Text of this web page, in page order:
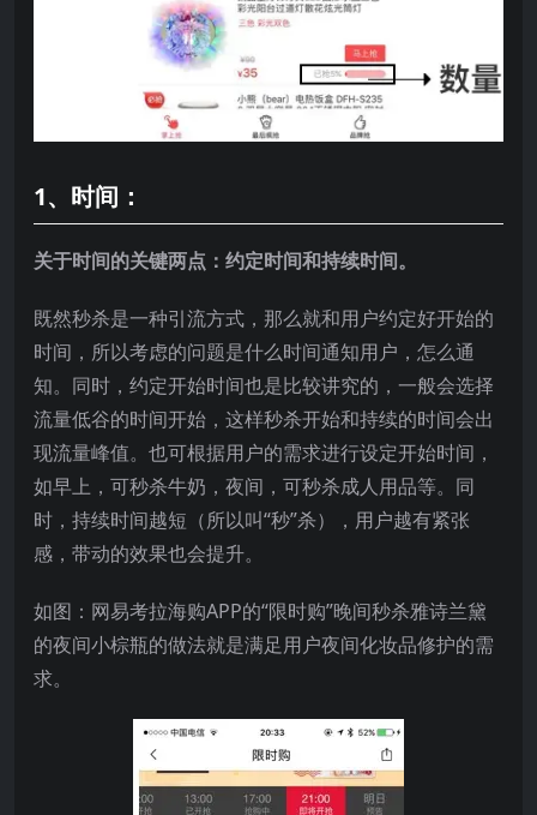
1、时间：
关于时间的关键两点：约定时间和持续时间。
既然秒杀是一种引流方式，那么就和用户约定好开始的
时间，所以考虑的问题是什么时间通知用户，怎么通
知。同时，约定开始时间也是比较讲究的，一般会选择
流量低谷的时间开始，这样秒杀开始和持续的时间会出
现流量峰值。也可根据用户的需求进行设定开始时间，
如早上，可秒杀牛奶，夜间，可秒杀成人用品等。同
时，持续时间越短（所以叫“秒”杀），用户越有紧张
感，带动的效果也会提升。
如图：网易考拉海购APP的“限时购”晚间秒杀雅诗兰黛
的夜间小棕瓶的做法就是满足用户夜间化妆品修护的需
求。